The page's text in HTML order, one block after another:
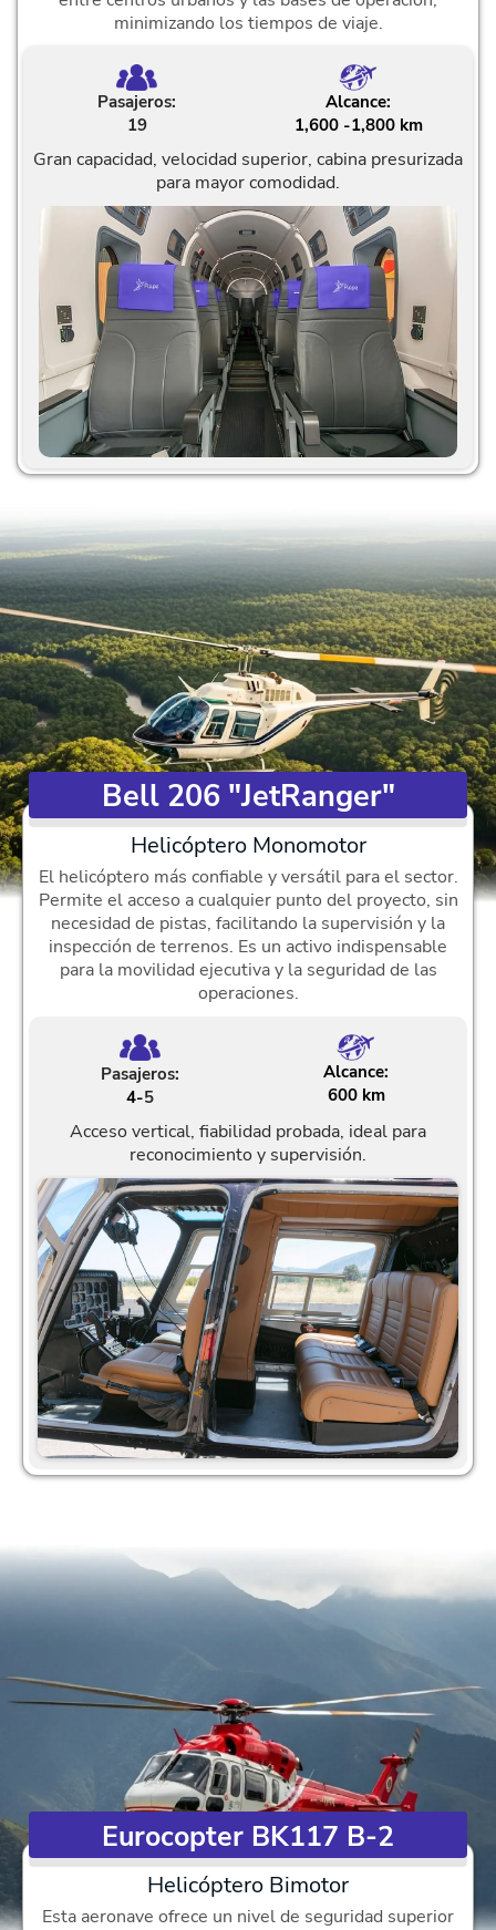
minimizando los tiempos de viaje.
Pasajeros:
19
Alcance:
1,600 -1,800 km
Gran capacidad, velocidad superior, cabina presurizada
para mayor comodidad.
Bell 206 "JetRanger"
Helicóptero Monomotor
El helicóptero más confiable y versátil para el sector.
Permite el acceso a cualquier punto del proyecto, sin
necesidad de pistas, facilitando la supervisión y la
inspección de terrenos. Es un activo indispensable
para la movilidad ejecutiva y la seguridad de las
operaciones.
Pasajeros:
4-5
Alcance:
600 km
Acceso vertical, fiabilidad probada, ideal para
reconocimiento y supervisión.
Eurocopter BK117 B-2
Helicóptero Bimotor
Esta aeronave ofrece un nivel de seguridad superior